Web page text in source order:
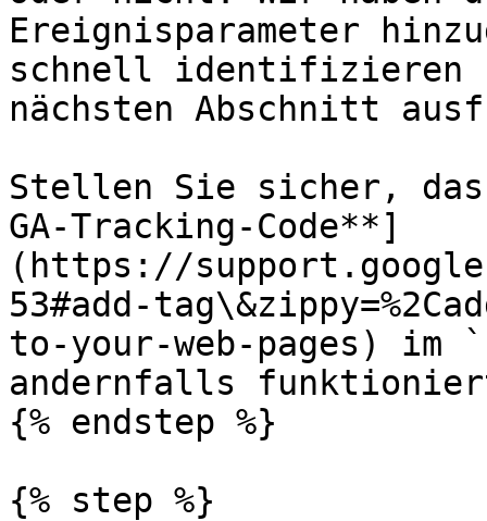
Ereignisparameter
schnell identifizieren
nächsten Abschnitt
Stellen Sie sicher,
GA-Tracking-Code**]
(https://
53#add-
to-your-web-pages) im
andernfalls
{% endstep %}
{% step %}